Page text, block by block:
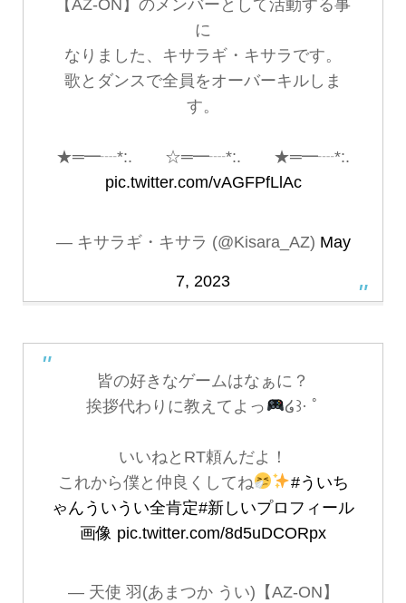
【AZ-ON】のメンバーとして活動する事
に
なりました、キサラギ・キサラです。
歌とダンスで全員をオーバーキルしま
す。
★═━┈*:. ☆═━┈*:. ★═━┈*:.
pic.twitter.com/vAGFPfLlAc
— キサラギ・キサラ (@Kisara_AZ) May
7, 2023
皆の好きなゲームはなぁに？
挨拶代わりに教えてよっ
໒꒱· ﾟ
いいねとRT頼んだよ！
これから僕と仲良くしてね
#ういち
ゃんういうい全肯定#新しいプロフィール
画像 pic.twitter.com/8d5uDCORpx
— 天使 羽(あまつか うい)【AZ-ON】